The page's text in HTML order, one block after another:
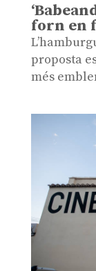
forn en
proposta
més